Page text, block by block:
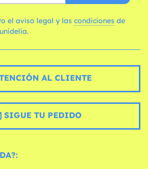
el aviso legal y las condiciones
AL CLIENTE
SIGUE TU PEDIDO